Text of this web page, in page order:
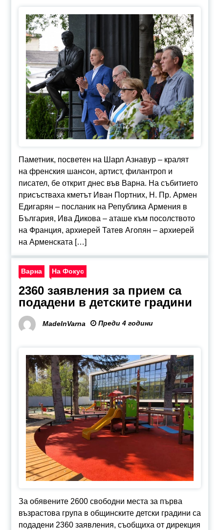
Паметник, посветен на Шарл Азнавур – кралят
на френския шансон, артист, филантроп и
писател, бе открит днес във Варна. На събитието
присъстваха кметът Иван Портних, Н. Пр. Армен
Едигарян – посланик на Република Армения в
България, Ива Дикова – аташе към посолството
на Франция, архиерей Татев Агопян – архиерей
на Арменската […]
Варна На Фокус
2360 заявления за прием са
подадени в детските градини
MadeInVarna Преди 4 години
За обявените 2600 свободни места за първа
възрастова група в общинските детски градини са
подадени 2360 заявления, съобщиха от дирекция